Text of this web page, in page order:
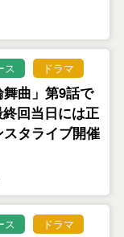
ス ドラマ
舞曲」第9話で
回当日には正
タライブ開催
ス ドラマ